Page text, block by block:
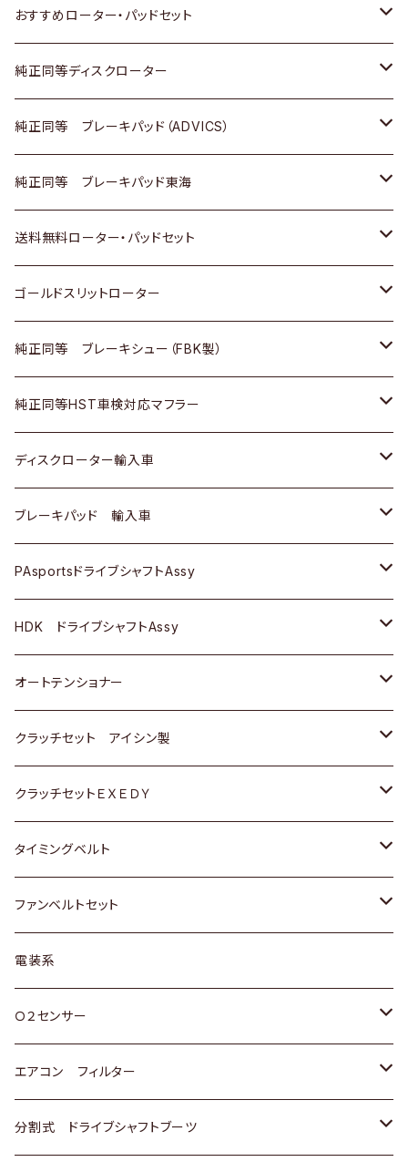
ダイハツ
マツダ
三菱
スバル
日野
三菱ふそう
ＢＭＷ
いすゞ
ダイハツ
マツダ
三菱
日野
三菱ふそう
いすゞ
ダイハツ
三菱
日野
三菱ふそう
その他
スズキ
日産
ダイハツ
マツダ
三菱
スバル
ホンダ
スズキ
日産
いすゞ
ダイハツ
マツダ
三菱
スバル
トヨタ
日産
いすゞ
ダイハツ
マツダ
三菱
おすすめローター・パッドセット
トヨタ
ホンダ
スズキ
日産
ダイハツ
マツダ
三菱
スバル
純正同等ディスクローター
トヨタ
ホンダ
スズキ
日産
いすゞ
ダイハツ
マツダ
三菱
スバル
ＢＥＮＺ
純正同等 ブレーキパッド（ADVICS）
トヨタ
ホンダ
スズキ
日産
ダイハツ
マツダ
三菱
スバル
純正同等 ブレーキパッド東海
トヨタ
ホンダ
日産
いすゞ
ダイハツ
マツダ
三菱
スバル
送料無料ローター・パッドセット
トヨタ
ホンダ
スズキ
日産
ダイハツ
マツダ
三菱
スバル
ゴールドスリットローター
トヨタ
ホンダ
スズキ
日産
ダイハツ
マツダ
三菱
スバル
純正同等 ブレーキシュー（FBK製）
ホンダ
スズキ
日産
ダイハツ
マツダ
三菱
スバル
純正同等HST車検対応マフラー
トヨタ
ホンダ
スズキ
日産
いすゞ
ダイハツ
マツダ
三菱
スバル
日野
ディスクローター輸入車
ＡＵＤＩ
ＢＥＮＺ
ＢＭＷ
GOLF
ＷＡＧＥＮ
アストロ（シボレー）
クライスラー
ブレーキパッド 輸入車
ＢＥＮＺ
ＢＭＷ
ＷＡＧＥＮ
ＶＯＬＶＯ
PAsportsドライブシャフトAssy
トヨタ
ホンダ
スズキ
日産
ダイハツ
マツダ
三菱
スバル
HDK ドライブシャフトAssy
スズキ
ダイハツ
日産
ホンダ
マツダ
オートテンショナー
トヨタ
クラッチセット アイシン製
ホンダ
スズキ
ダイハツ
マツダ
三菱
スバル
クラッチセットＥＸＥＤＹ
ホンダ
スズキ
日産
ダイハツ
マツダ
三菱
タイミングベルト
トヨタ
スズキ
ダイハツ
三菱
スバル
ファンベルトセット
トヨタ
ホンダ
スズキ
日産
電装系
Ｏ２センサー
トヨタ
ホンダ
エアコン フィルター
トヨタ
分割式 ドライブシャフトブーツ